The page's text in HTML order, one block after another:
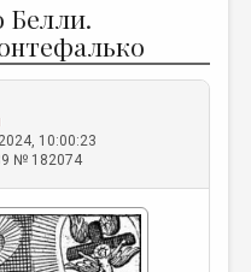
Белли.
10:00:23
№ 182074